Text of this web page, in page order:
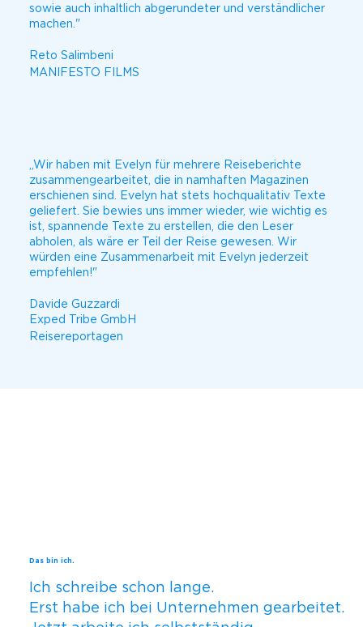
sowie auch inhaltlich abgerundeter und verständlicher
machen."
Reto Salimbeni
MANIFESTO FILMS
„Wir haben mit Evelyn für mehrere Reiseberichte
zusammengearbeitet, die in namhaften Magazinen
erschienen sind. Evelyn hat stets hochqualitativ Texte
geliefert. Sie bewies uns immer wieder, wie wichtig es
ist, spannende Texte zu erstellen, die den Leser
abholen, als wäre er Teil der Reise gewesen. Wir
würden eine Zusammenarbeit mit Evelyn jederzeit
empfehlen!"
Davide Guzzardi
Exped Tribe GmbH
Reisereportagen
Das bin ich.
Ich schreibe schon lange.
Erst habe ich bei Unternehmen gearbeitet.